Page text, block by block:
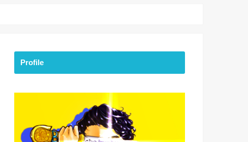
Profile